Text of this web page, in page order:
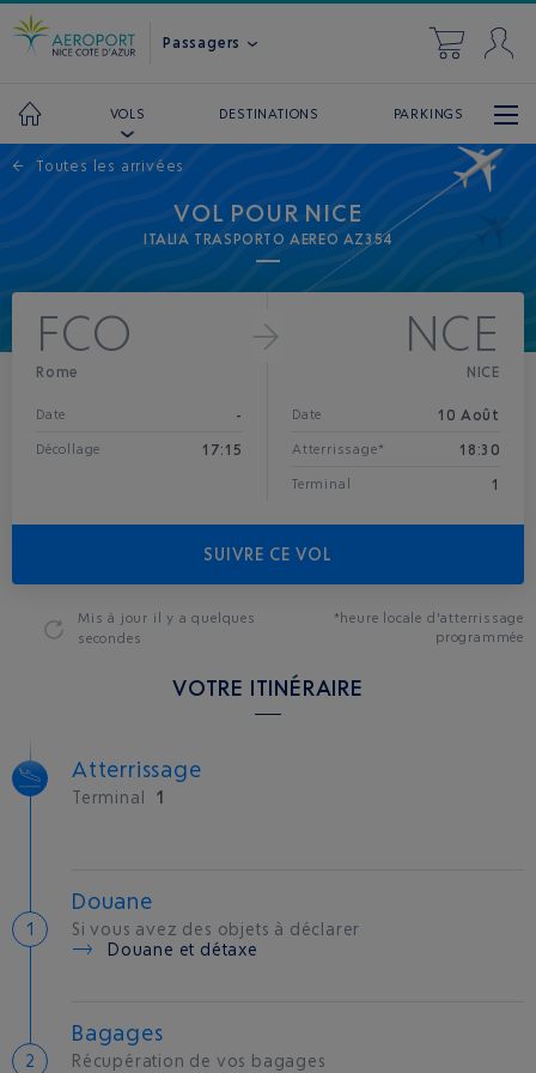
Passagers
VOLS DESTINATIONS PARKINGS
← Toutes les arrivées
VOL POUR NICE
ITALIA TRASPORTO AEREO AZ354
FCO
Rome
Date -
Décollage 17:15
NCE
NICE
Date 10 Août
Atterrissage* 18:30
Terminal 1
SUIVRE CE VOL
Mis à jour il y a quelques
secondes
*heure locale d'atterrissage
programmée
VOTRE ITINÉRAIRE
Atterrissage
Terminal 1
Douane
Si vous avez des objets à déclarer
Douane et détaxe
Bagages
Récupération de vos bagages